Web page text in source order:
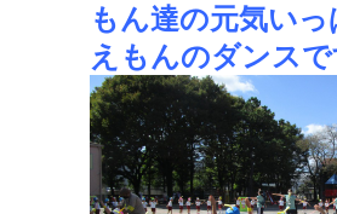
もん達の元気いっ
えもんのダンスで